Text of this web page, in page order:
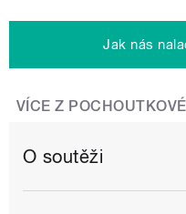
Jak nás
VÍCE Z
O soutěži